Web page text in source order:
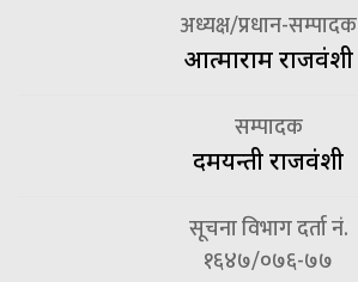
अध्यक्ष/प्रधान-सम्पादक
आत्माराम राजवंशी
सम्पादक
दमयन्ती राजवंशी
सूचना विभाग दर्ता नं.
१६४७/०७६-७७